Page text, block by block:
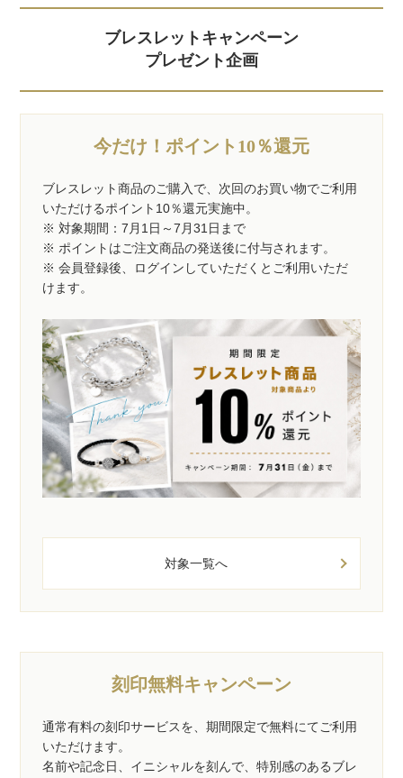
ブレスレットキャンペーン
プレゼント企画
今だけ！ポイント10％還元
ブレスレット商品のご購入で、次回のお買い物でご利用
いただけるポイント10％還元実施中。
※ 対象期間：7月1日～7月31日まで
※ ポイントはご注文商品の発送後に付与されます。
※ 会員登録後、ログインしていただくとご利用いただ
けます。
対象一覧へ
刻印無料キャンペーン
通常有料の刻印サービスを、期間限定で無料にてご利用
いただけます。
名前や記念日、イニシャルを刻んで、特別感のあるブレ